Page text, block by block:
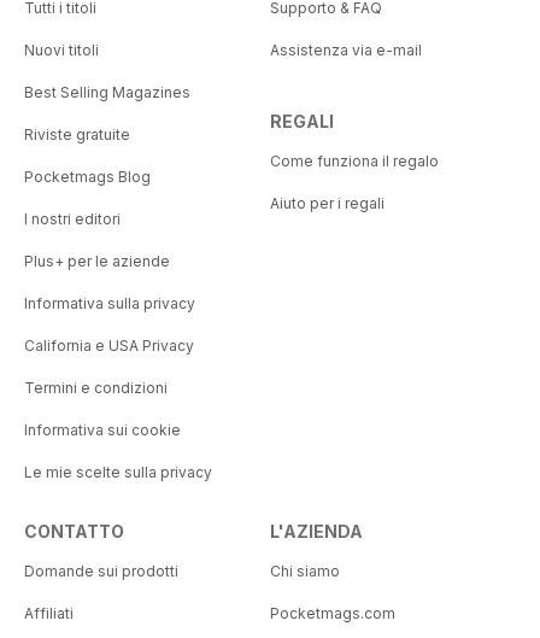
Tutti i titoli
Nuovi titoli
Best Selling Magazines
Riviste gratuite
Pocketmags Blog
I nostri editori
Plus+ per le aziende
Informativa sulla privacy
California e USA Privacy
Termini e condizioni
Informativa sui cookie
Le mie scelte sulla privacy
Supporto & FAQ
Assistenza via e-mail
REGALI
Come funziona il regalo
Aiuto per i regali
CONTATTO
Domande sui prodotti
Affiliati
L'AZIENDA
Chi siamo
Pocketmags.com